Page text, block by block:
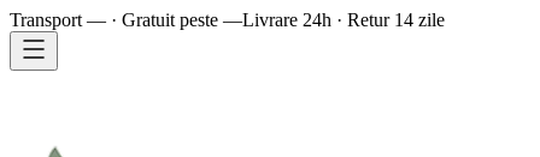
Transport — · Gratuit peste —Livrare 24h · Retur 14 zile